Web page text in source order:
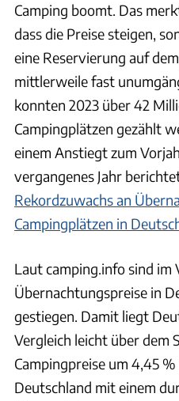
Camping boomt. Das
dass die Preise steigen,
eine Reservierung auf
mittlerweile fast
konnten 2023 über 42
Campingplätzen gezählt
einem Anstiegt zum
vergangenes Jahr
Rekordzuwachs an
Campingplätzen in
Laut camping.info sind im
Übernachtungspreise in
gestiegen. Damit liegt
Vergleich leicht über dem
Campingpreise um 4,45
Deutschland mit einem